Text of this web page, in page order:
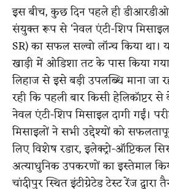
इस बीच, कुछ दिन पहले ही
संयुक्त रूप से ‘नेवल एंटी-शिप
SR) का सफल सल्वो लॉन्च किया था।
खाड़ी में ओडिशा तट के पास किया
लिहाज से इसे बड़ी उपलब्धि माना जा
रही कि पहली बार किसी हेलिकॉप्टर
नेवल एंटी-शिप मिसाइल दागी गईं।
मिसाइलों ने सभी उद्देश्यों को
लिए विशेष रडार, इलेक्ट्रो-ऑप्टिकल
अत्याधुनिक उपकरणों का इस्तेमाल
चांदीपुर स्थित इंटीग्रेटेड टेस्ट रेंज